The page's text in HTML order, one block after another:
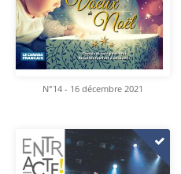
N°14 - 16 décembre 2021